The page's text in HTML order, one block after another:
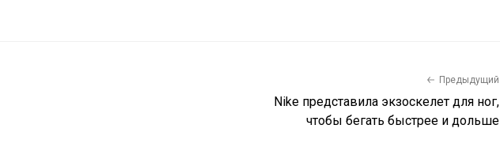
Предыдущий
Nike представила экзоскелет для ног,
чтобы бегать быстрее и дольше